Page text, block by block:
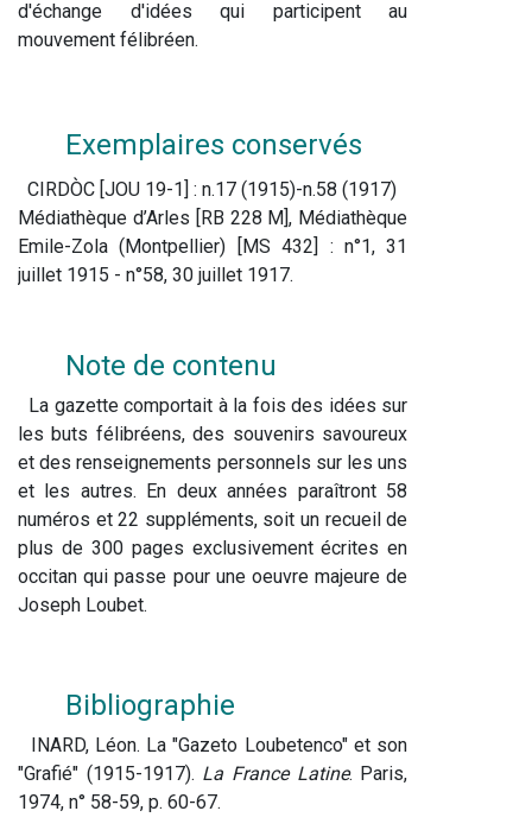
d'échange d'idées qui participent au
mouvement félibréen.
Exemplaires conservés
  CIRDÒC [JOU 19-1] : n.17 (1915)-n.58 (1917)
Médiathèque d’Arles [RB 228 M], Médiathèque
Emile-Zola (Montpellier) [MS 432] : n°1, 31
juillet 1915 - n°58, 30 juillet 1917.
Note de contenu
les buts félibréens, des souvenirs savoureux
et des renseignements personnels sur les uns
et les autres. En deux années paraîtront 58
numéros et 22 suppléments, soit un recueil de
plus de 300 pages exclusivement écrites en
occitan qui passe pour une oeuvre majeure de
Joseph Loubet.
Bibliographie
INARD, Léon. La "Gazeto Loubetenco" et son
"Grafié" (1915-1917). La France Latine. Paris,
1974, n° 58-59, p. 60-67.